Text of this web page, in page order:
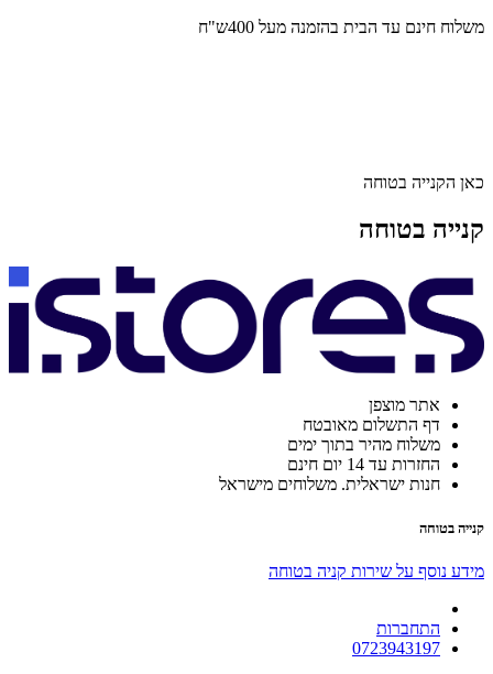
משלוח חינם עד הבית בהזמנה מעל 400ש"ח
כאן הקנייה בטוחה
קנייה בטוחה
אתר מוצפן
דף התשלום מאובטח
משלוח מהיר בתוך ימים
החזרות עד 14 יום חינם
חנות ישראלית. משלוחים מישראל
קנייה בטוחה
מידע נוסף על שירות קניה בטוחה
התחברות
0723943197